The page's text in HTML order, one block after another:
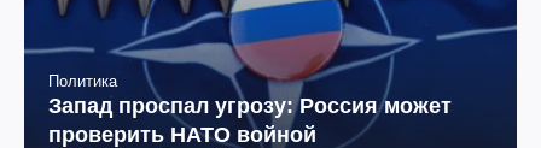
Политика
Запад проспал угрозу: Россия может
проверить НАТО войной